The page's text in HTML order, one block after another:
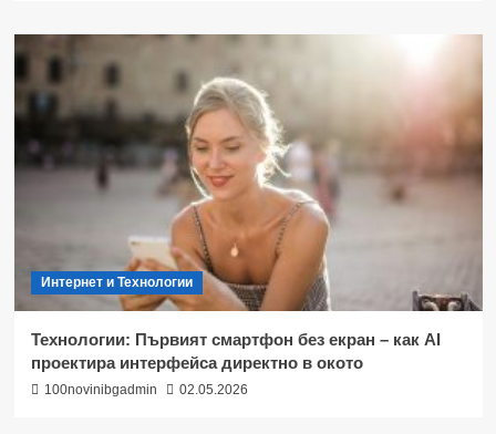
Интернет и Технологии
Технологии: Първият смартфон без екран – как AI
проектира интерфейса директно в окото
100novinibgadmin 02.05.2026